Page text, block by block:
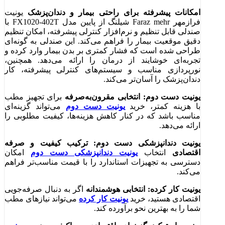
امکانات پیشرفته برای راحتی بیمار و دندان‌پزشک یونیت
فرازمهر Faraz mehr شیلنگ از پایین مدل FX1020-402T با
صندلی قابل تنظیم و نرم‌افزار کنترلی پیشرفته، امکان تنظیم
دقیق موقعیت بیمار را فراهم می‌کند. این صندلی به گونه‌ای
طراحی شده است که فشار کمتری بر بدن بیمار وارد کرده و
تجربه‌ای خوشایند از درمان را ارائه می‌دهد. همچنین،
نورپردازی مناسب و سیستم‌های کنترلی پیشرفته، کار
دندان‌پزشک را آسان‌تر می‌کند.
یونیت دست دوم: انتخابی مقرون‌به‌صرفه برای تجهیز مطب
با هزینه کمتر، خریدیونیت دست دوم می‌تواند گزینه‌ای
مناسب باشد که در کنار کاهش هزینه‌ها، کیفیت مطلوبی را
ارائه می‌دهد.
یونیت دندانپزشکی دست دوم: ترکیب کیفیت و صرفه
اقتصادی انتخاب یونیت دندانپزشکی دست دوم امکان
دسترسی به تجهیزات استاندارد را با قیمت مناسب‌تر فراهم
می‌کند.
یونیت کار کرده: انتخابی هوشمندانه اگر به دنبال صرفه‌جویی
اقتصادی هستید، خرید یونیت کار کرده می‌تواند نیازهای مطب
شما را به بهترین نحو برآورده کند.